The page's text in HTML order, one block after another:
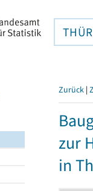
Zurück |
zur
in